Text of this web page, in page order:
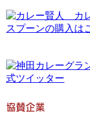
協賛企業